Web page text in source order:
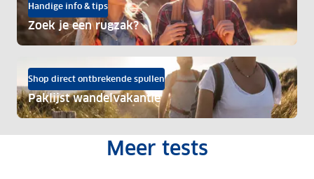
Handige info & tips
Zoek je een rugzak?
Shop direct ontbrekende spullen
Paklijst wandelvakantie
Meer tests